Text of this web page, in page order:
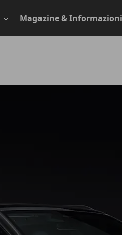
Magazine & Informazioni